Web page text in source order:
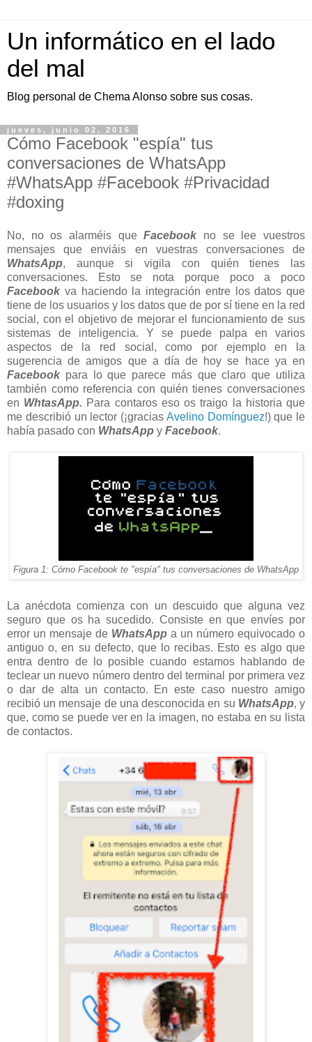
Un informático en el lado
del mal
Blog personal de Chema Alonso sobre sus cosas.
jueves, junio 02, 2016
Cómo Facebook "espía" tus
conversaciones de WhatsApp
#WhatsApp #Facebook #Privacidad
#doxing
No, no os alarméis queFacebook no se lee vuestros
mensajes que enviáis en vuestras conversaciones de
WhatsApp, aunque si vigila con quién tienes las
conversaciones. Esto se nota porque poco a poco
Facebook va haciendo la integración entre los datos que
tiene de los usuarios y los datos que de por sí tiene en la red
social, con el objetivo de mejorar el funcionamiento de sus
sistemas de inteligencia. Y se puede palpa en varios
aspectos de la red social, como por ejemplo en la
sugerencia de amigos que a día de hoy se hace ya en
Facebook para lo que parece más que claro que utiliza
también como referencia con quién tienes conversaciones
en WhtasApp. Para contaros eso os traigo la historia que
me describió un lector (¡gracias Avelino Domínguez!) que le
había pasado con WhatsApp y Facebook.
Figura 1: Cómo Facebook te "espía" tus conversaciones de WhatsApp
La anécdota comienza con un descuido que alguna vez
seguro que os ha sucedido. Consiste en que envíes por
error un mensaje de WhatsApp a un número equivocado o
antiguo o, en su defecto, que lo recibas. Esto es algo que
entra dentro de lo posible cuando estamos hablando de
teclear un nuevo número dentro del terminal por primera vez
o dar de alta un contacto. En este caso nuestro amigo
recibió un mensaje de una desconocida en su WhatsApp, y
que, como se puede ver en la imagen, no estaba en su lista
de contactos.